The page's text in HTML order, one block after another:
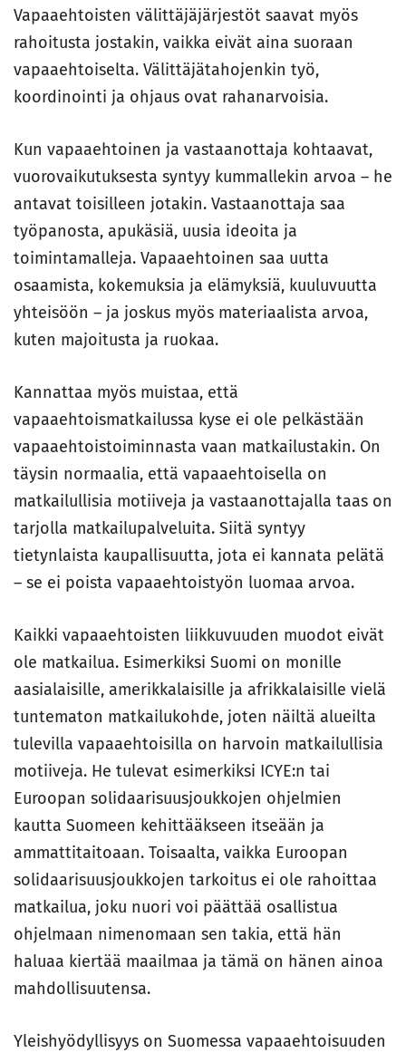
Vapaaehtoisten välittäjäjärjestöt saavat myös
rahoitusta jostakin, vaikka eivät aina suoraan
vapaaehtoiselta. Välittäjätahojenkin työ,
koordinointi ja ohjaus ovat rahanarvoisia.
Kun vapaaehtoinen ja vastaanottaja kohtaavat,
vuorovaikutuksesta syntyy kummallekin arvoa – he
antavat toisilleen jotakin. Vastaanottaja saa
työpanosta, apukäsiä, uusia ideoita ja
toimintamalleja. Vapaaehtoinen saa uutta
osaamista, kokemuksia ja elämyksiä, kuuluvuutta
yhteisöön – ja joskus myös materiaalista arvoa,
kuten majoitusta ja ruokaa.
Kannattaa myös muistaa, että
vapaaehtoismatkailussa kyse ei ole pelkästään
vapaaehtoistoiminnasta vaan matkailustakin. On
täysin normaalia, että vapaaehtoisella on
matkailullisia motiiveja ja vastaanottajalla taas on
tarjolla matkailupalveluita. Siitä syntyy
tietynlaista kaupallisuutta, jota ei kannata pelätä
– se ei poista vapaaehtoistyön luomaa arvoa.
Kaikki vapaaehtoisten liikkuvuuden muodot eivät
ole matkailua. Esimerkiksi Suomi on monille
aasialaisille, amerikkalaisille ja afrikkalaisille vielä
tuntematon matkailukohde, joten näiltä alueilta
tulevilla vapaaehtoisilla on harvoin matkailullisia
motiiveja. He tulevat esimerkiksi ICYE:n tai
Euroopan solidaarisuusjoukkojen ohjelmien
kautta Suomeen kehittääkseen itseään ja
ammattitaitoaan. Toisaalta, vaikka Euroopan
solidaarisuusjoukkojen tarkoitus ei ole rahoittaa
matkailua, joku nuori voi päättää osallistua
ohjelmaan nimenomaan sen takia, että hän
haluaa kiertää maailmaa ja tämä on hänen ainoa
mahdollisuutensa.
Yleishyödyllisyys on Suomessa vapaaehtoisuuden